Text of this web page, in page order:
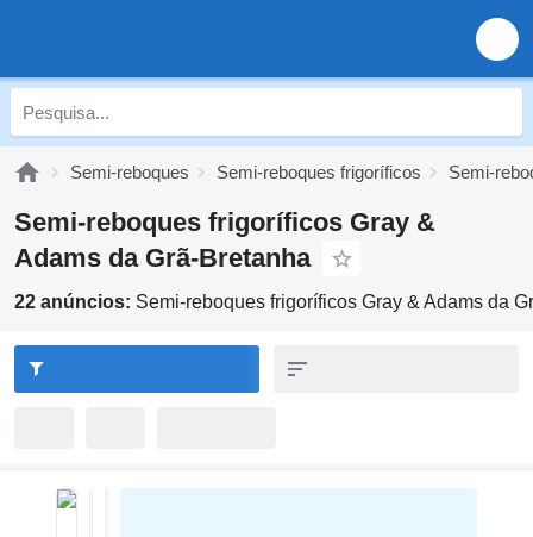
Semi-reboques Semi-reboques frigoríficos Semi-
Semi-reboques frigoríficos Gray &
Adams da Grã-Bretanha
22 anúncios: Semi-reboques frigoríficos Gray & Adams da